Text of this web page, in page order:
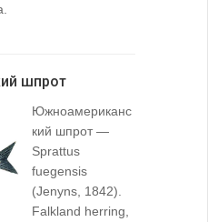
шпрот
Южноамериканс
кий шпрот —
Sprattus
fuegensis
(Jenyns, 1842).
Falkland herring,